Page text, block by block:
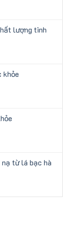
lượng tinh
khỏe
từ lá bạc hà